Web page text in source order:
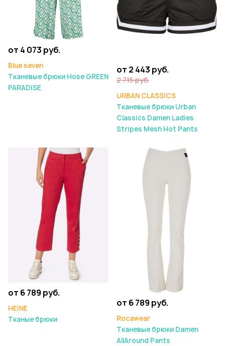
от 4 073 руб.
Blue seven
Тканевые брюки Hose GREEN
PARADISE
от 2 443 руб.
2 715 руб.
URBAN CLASSICS
Тканевые брюки Urban
Classics Damen Ladies
Stripes Mesh Hot Pants
от 6 789 руб.
HEINE
Тканые брюки
от 6 789 руб.
Rocawear
Тканевые брюки Damen
AllAround Pants